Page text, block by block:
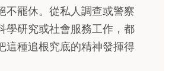
不罷休。從私人調查或警察
學研究或社會服務工作，都
這種追根究底的精神發揮得